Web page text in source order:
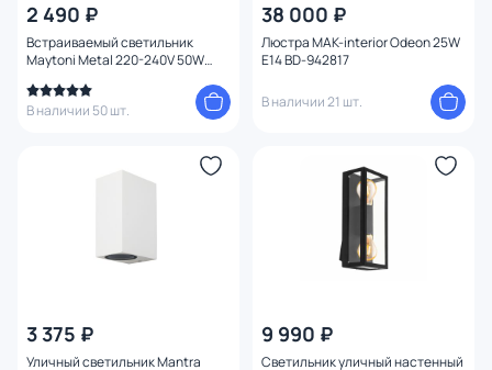
2 490 ₽
Встраиваемый светильник
Maytoni Metal 220-240V 50W
В наличии 50 шт.
38 000 ₽
Люстра MAK-interior Odeon 25W
E14 BD-942817
В наличии 21 шт.
3 375 ₽
Уличный светильник Mantra
9 990 ₽
Светильник уличный настенный